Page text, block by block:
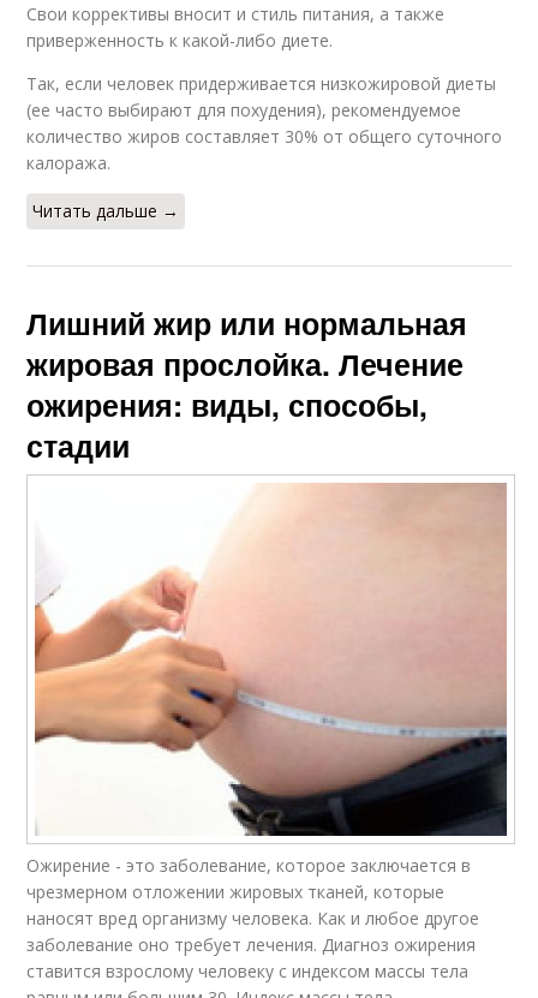
Свои коррективы вносит и стиль питания, а также
приверженность к какой-либо диете.
Так, если человек придерживается низкожировой диеты
(ее часто выбирают для похудения), рекомендуемое
количество жиров составляет 30% от общего суточного
калоража.
Читать дальше →
Лишний жир или нормальная
жировая прослойка. Лечение
ожирения: виды, способы,
стадии
Ожирение - это заболевание, которое заключается в
чрезмерном отложении жировых тканей, которые
наносят вред организму человека. Как и любое другое
заболевание оно требует лечения. Диагноз ожирения
ставится взрослому человеку с индексом массы тела